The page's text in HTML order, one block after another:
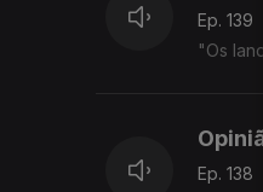
Ep. 139
"Os
Ep. 138